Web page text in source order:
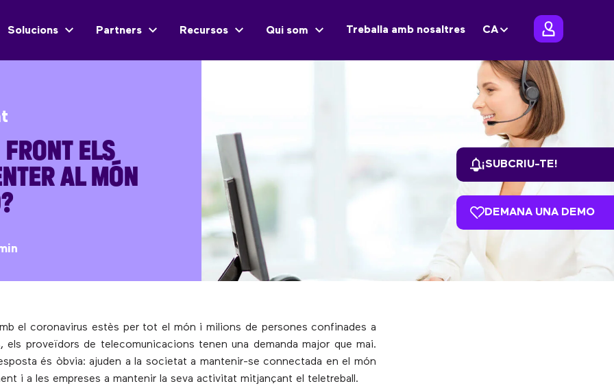
Solucions Partners Recursos Qui som Treballa amb nosaltres CA
ELS
AL MÓN
el coronavirus estès per tot el món i milions de persones confinades a
els proveïdors de telecomunicacions tenen una demanda major que mai.
és òbvia: ajuden a la societat a mantenir-se connectada en el món
i a les empreses a mantenir la seva activitat mitjançant el teletreball.
¡SUBCRIU-TE!
DEMANA UNA DEMO